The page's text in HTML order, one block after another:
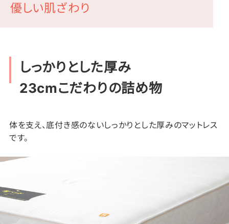
優しい肌ざわり
しっかりとした厚み
23cmこだわりの詰め物
体を支え、底付き感のないしっかりとした厚みのマットレス
です。